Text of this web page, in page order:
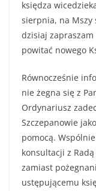
księdza
sierpnia, na Mszy
dzisiaj zapraszam
powitać nowego
Równocześnie
nie żegna się z
Ordynariusz
Szczepanowie
pomocą.
konsultacji z
zamiast
ustępującemu